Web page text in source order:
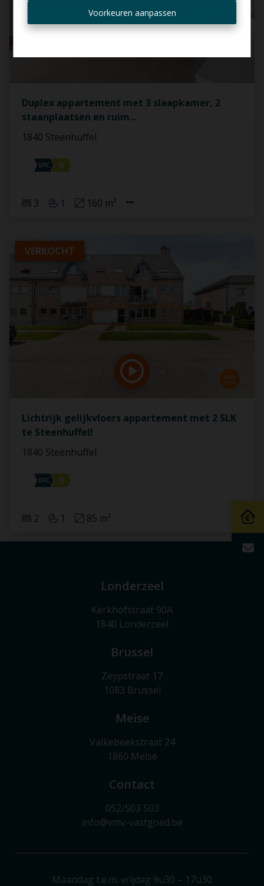
Voorkeuren aanpassen
Duplex appartement met 3 slaapkamer, 2
staanplaatsen en ruim...
1840 Steenhuffel
3 1 160 m²
VERKOCHT
Lichtrijk gelijkvloers appartement met 2 SLK
te Steenhuffel!
1840 Steenhuffel
2 1 85 m²
Londerzeel
Kerkhofstraat 90A
1840 Londerzeel
Brussel
Zeypstraat 17
1083 Brussel
Meise
Valkebeekstraat 24
1860 Meise
Contact
052/503 503
info@vmv-vastgoed.be
Maandag t.e.m. vrijdag 9u30 – 17u30
Ontvang aanbod per mail